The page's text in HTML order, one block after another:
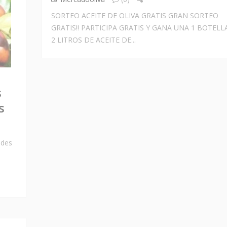
SORTEO ACEITE DE OLIVA GRATIS GRAN SORTEO
GRATIS!! PARTICIPA GRATIS Y GANA UNA 1
2 LITROS DE ACEITE DE...